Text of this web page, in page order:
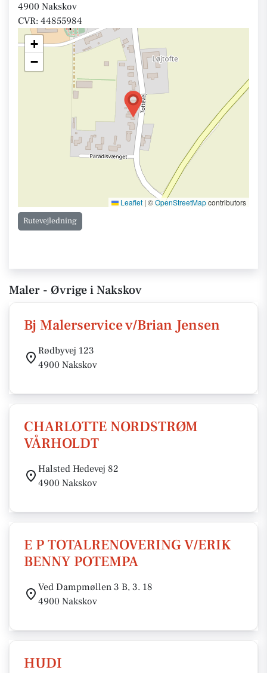
4900 Nakskov
CVR: 44855984
+
−
Leaflet | ©OpenStreetMapcontributors
Rutevejledning
Maler - Øvrige i Nakskov
Bj Malerservice v/Brian Jensen
Rødbyvej 123
4900 Nakskov
CHARLOTTE NORDSTRØM
VÅRHOLDT
Halsted Hedevej 82
4900 Nakskov
E P TOTALRENOVERING V/ERIK
BENNY POTEMPA
Ved Dampmøllen 3 B, 3. 18
4900 Nakskov
HUDI